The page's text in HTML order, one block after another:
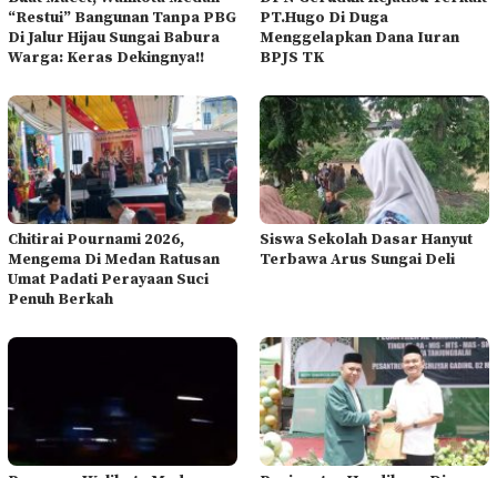
“Restui” Bangunan Tanpa PBG
Di Jalur Hijau Sungai Babura
Warga: Keras Dekingnya!!
PT.Hugo Di Duga
Menggelapkan Dana Iuran
BPJS TK
Chitirai Pournami 2026,
Mengema Di Medan Ratusan
Umat Padati Perayaan Suci
Penuh Berkah
Siswa Sekolah Dasar Hanyut
Terbawa Arus Sungai Deli